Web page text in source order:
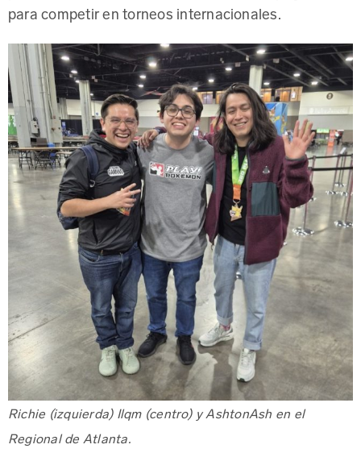
para competir en torneos internacionales.
Richie (izquierda) Ilqm (centro) y AshtonAsh en el
Regional de Atlanta.